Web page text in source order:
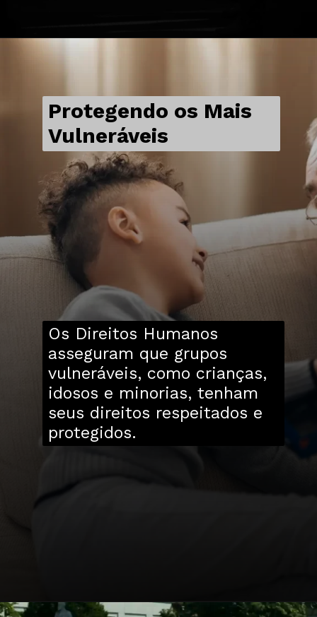
Protegendo os Mais
Vulneráveis
Os Direitos Humanos
asseguram que grupos
vulneráveis, como crianças,
idosos e minorias, tenham
seus direitos respeitados e
protegidos.